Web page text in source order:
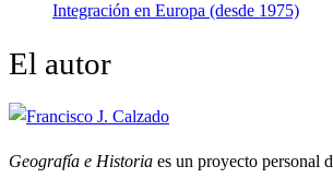
Integración en Europa (desde 1975)
El autor
Geografía e Historia es un proyecto personal